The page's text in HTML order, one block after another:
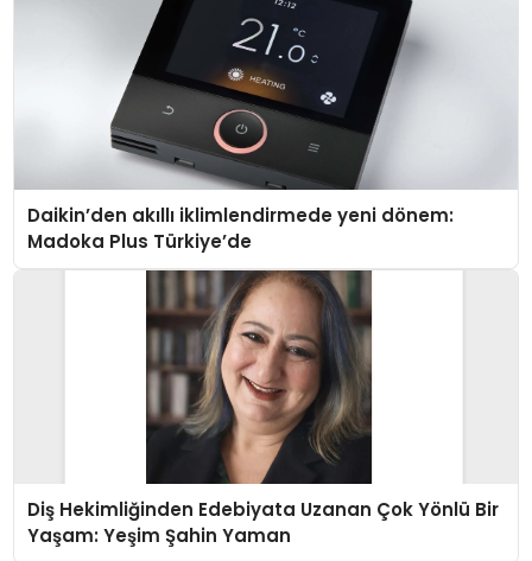
Daikin’den akıllı iklimlendirmede yeni dönem:
Madoka Plus Türkiye’de
Diş Hekimliğinden Edebiyata Uzanan Çok Yönlü Bir
Yaşam: Yeşim Şahin Yaman